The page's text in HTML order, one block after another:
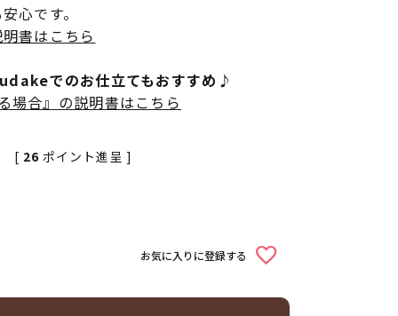
心です。
書はこちら
でのお仕立てもおすすめ♪
場合』の説明書はこちら
[ 26 ポイント進呈 ]
お気に入りに登録する